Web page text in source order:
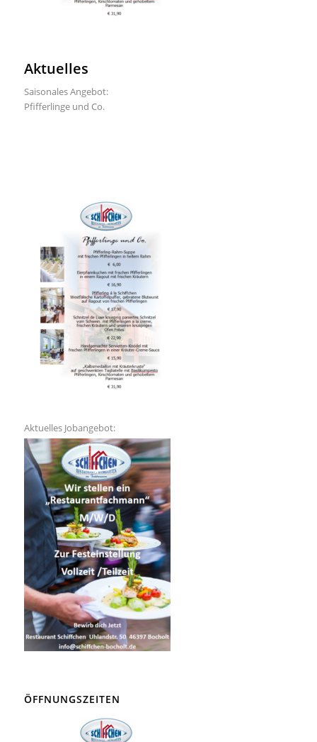
Aktuelles
Saisonales Angebot:
Pfifferlinge und Co.
Aktuelles Jobangebot:
ÖFFNUNGSZEITEN